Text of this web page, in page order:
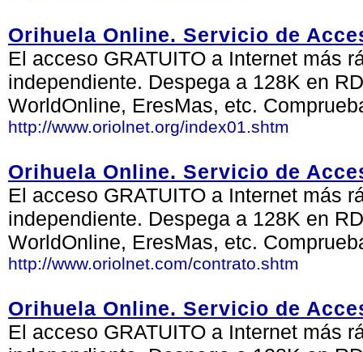
Orihuela Online. Servicio de
El acceso GRATUITO a Internet más
independiente. Despega a 128K en
WorldOnline, EresMas, etc.
http://www.oriolnet.org/index01.shtm
Orihuela Online. Servicio de
El acceso GRATUITO a Internet más
independiente. Despega a 128K en
WorldOnline, EresMas, etc.
http://www.oriolnet.com/contrato.shtm
Orihuela Online. Servicio de
El acceso GRATUITO a Internet más